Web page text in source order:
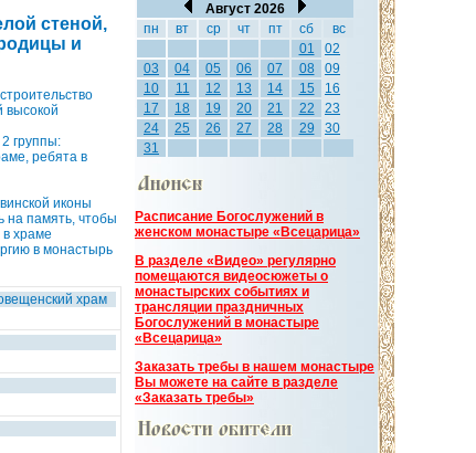
стеной,
и
высокой
группы:
ребята в
иконы
на память, чтобы
храме
в монастырь
храм
Август 2026
пн
вт ср чт пт сб
вс
01
02
03
04 05 06 07 08
09
10
11 12 13 14 15
16
17
18 19 20 21 22
23
24
25 26 27 28 29
30
31
Расписание Богослужений в
женском монастыре «Всецарица»
В разделе «Видео» регулярно
помещаются видеосюжеты о
монастырских событиях и
трансляции праздничных
Богослужений в монастыре
«Всецарица»
Заказать требы в нашем монастыре
Вы можете на сайте в разделе
«Заказать требы»